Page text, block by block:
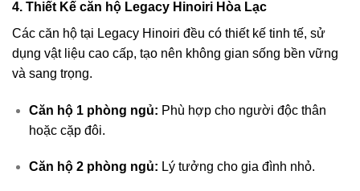
4. Thiết Kế căn hộ Legacy Hinoiri Hòa Lạc
Các căn hộ tại Legacy Hinoiri đều có thiết kế tinh tế, sử
dụng vật liệu cao cấp, tạo nên không gian sống bền vững
và sang trọng.
Căn hộ 1 phòng ngủ: Phù hợp cho người độc thân
hoặc cặp đôi.
Căn hộ 2 phòng ngủ: Lý tưởng cho gia đình nhỏ.